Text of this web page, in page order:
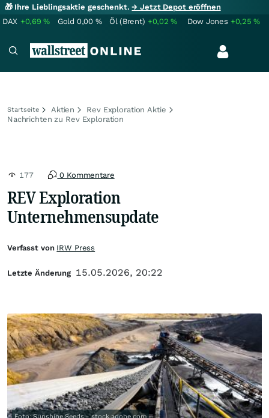
🎁 Ihre Lieblingsaktie geschenkt.→ Jetzt Depot eröffnen
DAX +0,69% Gold 0,00 % Öl (Brent) +0,02% Dow Jones +0,25%
Startseite Aktien
Rev Exploration Aktie
Nachrichten zu Rev Exploration
177 0 Kommentare
REV Exploration
Unternehmensupdate
Verfasst von IRW Press
Letzte Änderung 15.05.2026, 20:22